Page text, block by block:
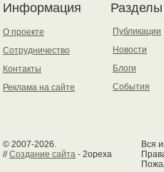
Информация
О проекте
Сотрудничество
Контакты
Реклама на сайте
Разделы
Публикации
Новости
Блоги
События
© 2007-2026.
//Создание сайта - 2opexa
Вся